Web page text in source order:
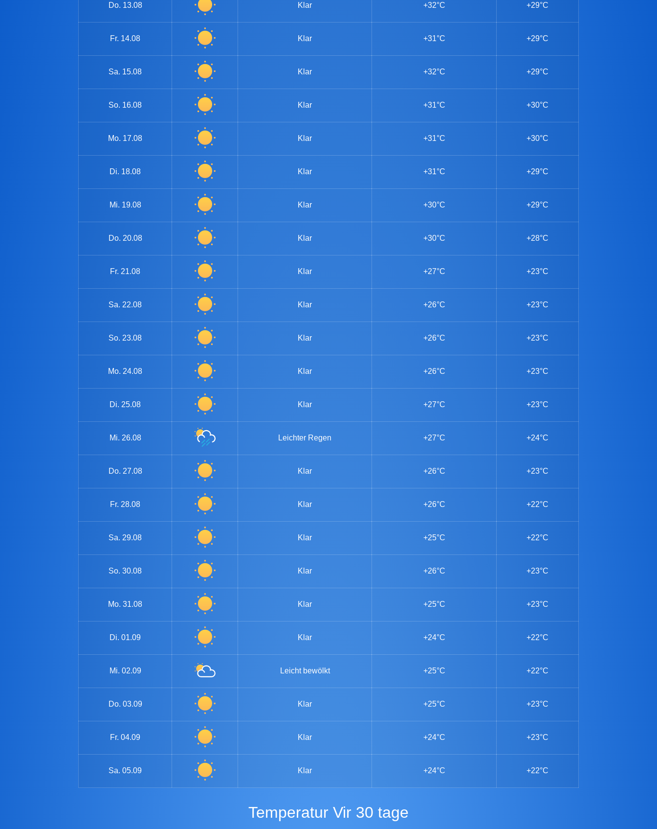
Do. 13.08 Klar +32°C +29°C
Fr. 14.08 Klar +31°C +29°C
Sa. 15.08 Klar +32°C +29°C
So. 16.08 Klar +31°C +30°C
Mo. 17.08 Klar +31°C +30°C
Di. 18.08 Klar +31°C +29°C
Mi. 19.08 Klar +30°C +29°C
Do. 20.08 Klar +30°C +28°C
Fr. 21.08 Klar +27°C +23°C
Sa. 22.08 Klar +26°C +23°C
So. 23.08 Klar +26°C +23°C
Mo. 24.08 Klar +26°C +23°C
Di. 25.08 Klar +27°C +23°C
Mi. 26.08 Leichter Regen +27°C +24°C
Do. 27.08 Klar +26°C +23°C
Fr. 28.08 Klar +26°C +22°C
Sa. 29.08 Klar +25°C +22°C
So. 30.08 Klar +26°C +23°C
Mo. 31.08 Klar +25°C +23°C
Di. 01.09 Klar +24°C +22°C
Mi. 02.09 Leicht bewölkt +25°C +22°C
Do. 03.09 Klar +25°C +23°C
Fr. 04.09 Klar +24°C +23°C
Sa. 05.09 Klar +24°C +22°C
Temperatur Vir 30 tage